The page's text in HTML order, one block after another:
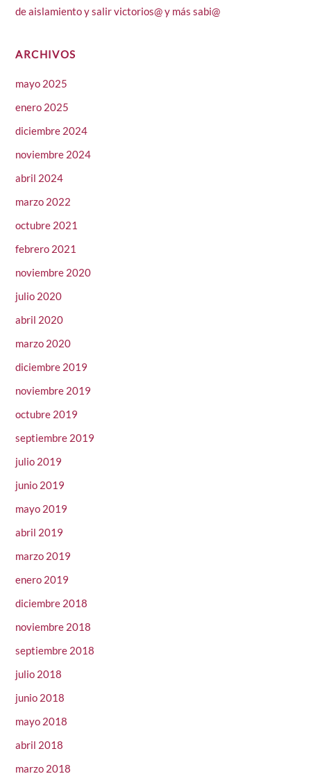
de aislamiento y salir victorios@ y más sabi@
ARCHIVOS
mayo 2025
enero 2025
diciembre 2024
noviembre 2024
abril 2024
marzo 2022
octubre 2021
febrero 2021
noviembre 2020
julio 2020
abril 2020
marzo 2020
diciembre 2019
noviembre 2019
octubre 2019
septiembre 2019
julio 2019
junio 2019
mayo 2019
abril 2019
marzo 2019
enero 2019
diciembre 2018
noviembre 2018
septiembre 2018
julio 2018
junio 2018
mayo 2018
abril 2018
marzo 2018